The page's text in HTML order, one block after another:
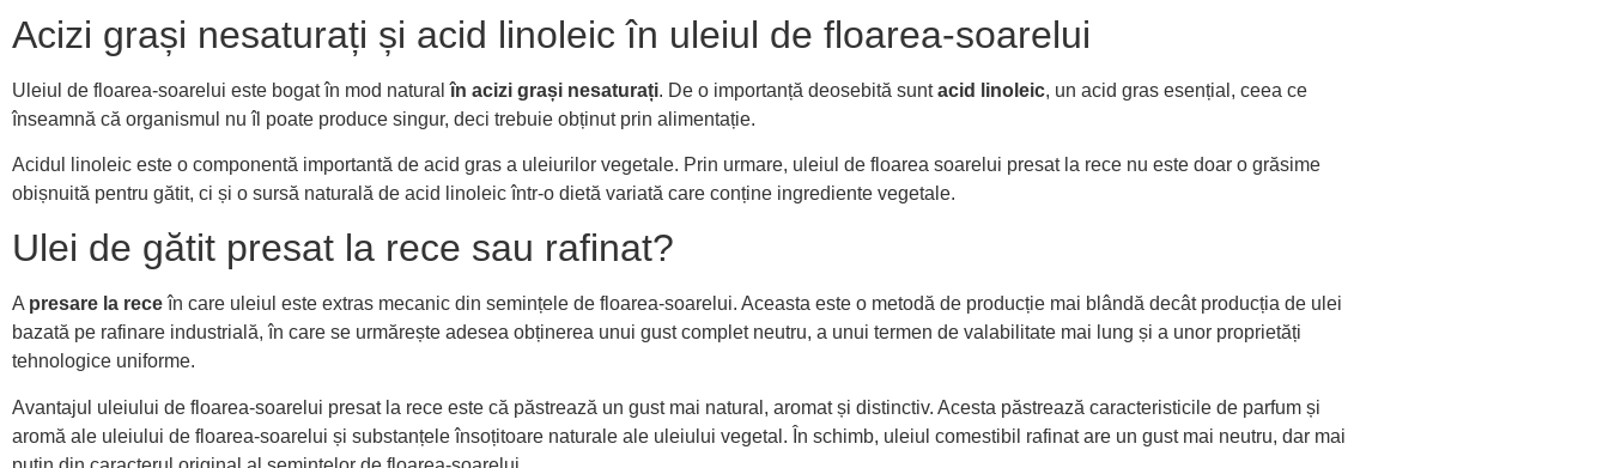
Acizi grași nesaturați și acid linoleic în uleiul de floarea-soarelui
Uleiul de floarea-soarelui este bogat în mod naturalîn acizi grași nesaturați. De o importanță deosebită suntacid linoleic, un acid gras esențial, ceea ce
înseamnă că organismul nu îl poate produce singur, deci trebuie obținut prin alimentație.
Acidul linoleic este o componentă importantă de acid gras a uleiurilor vegetale. Prin urmare, uleiul de floarea soarelui presat la rece nu este doar o grăsime
obișnuită pentru gătit, ci și o sursă naturală de acid linoleic într-o dietă variată care conține ingrediente vegetale.
Ulei de gătit presat la rece sau rafinat?
A presare la receîn care uleiul este extras mecanic din semințele de floarea-soarelui. Aceasta este o metodă de producție mai blândă decât producția de ulei
bazată pe rafinare industrială, în care se urmărește adesea obținerea unui gust complet neutru, a unui termen de valabilitate mai lung și a unor proprietăți
tehnologice uniforme.
Avantajul uleiului de floarea-soarelui presat la rece este că păstrează un gust mai natural, aromat și distinctiv. Acesta păstrează caracteristicile de parfum și
aromă ale uleiului de floarea-soarelui și substanțele însoțitoare naturale ale uleiului vegetal. În schimb, uleiul comestibil rafinat are un gust mai neutru, dar mai